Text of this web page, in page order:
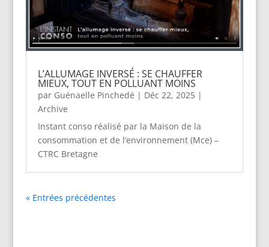
L’ALLUMAGE INVERSÉ : SE CHAUFFER
MIEUX, TOUT EN POLLUANT MOINS
par Guénaelle Pinchedé | Déc 22, 2025|
Archive
Instant conso réalisé par la Maison de la
consommation et de l’environnement (Mce) –
CTRC Bretagne
« Entrées précédentes